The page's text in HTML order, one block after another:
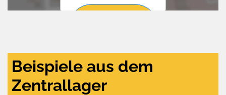
Beispiele aus dem
Zentrallager